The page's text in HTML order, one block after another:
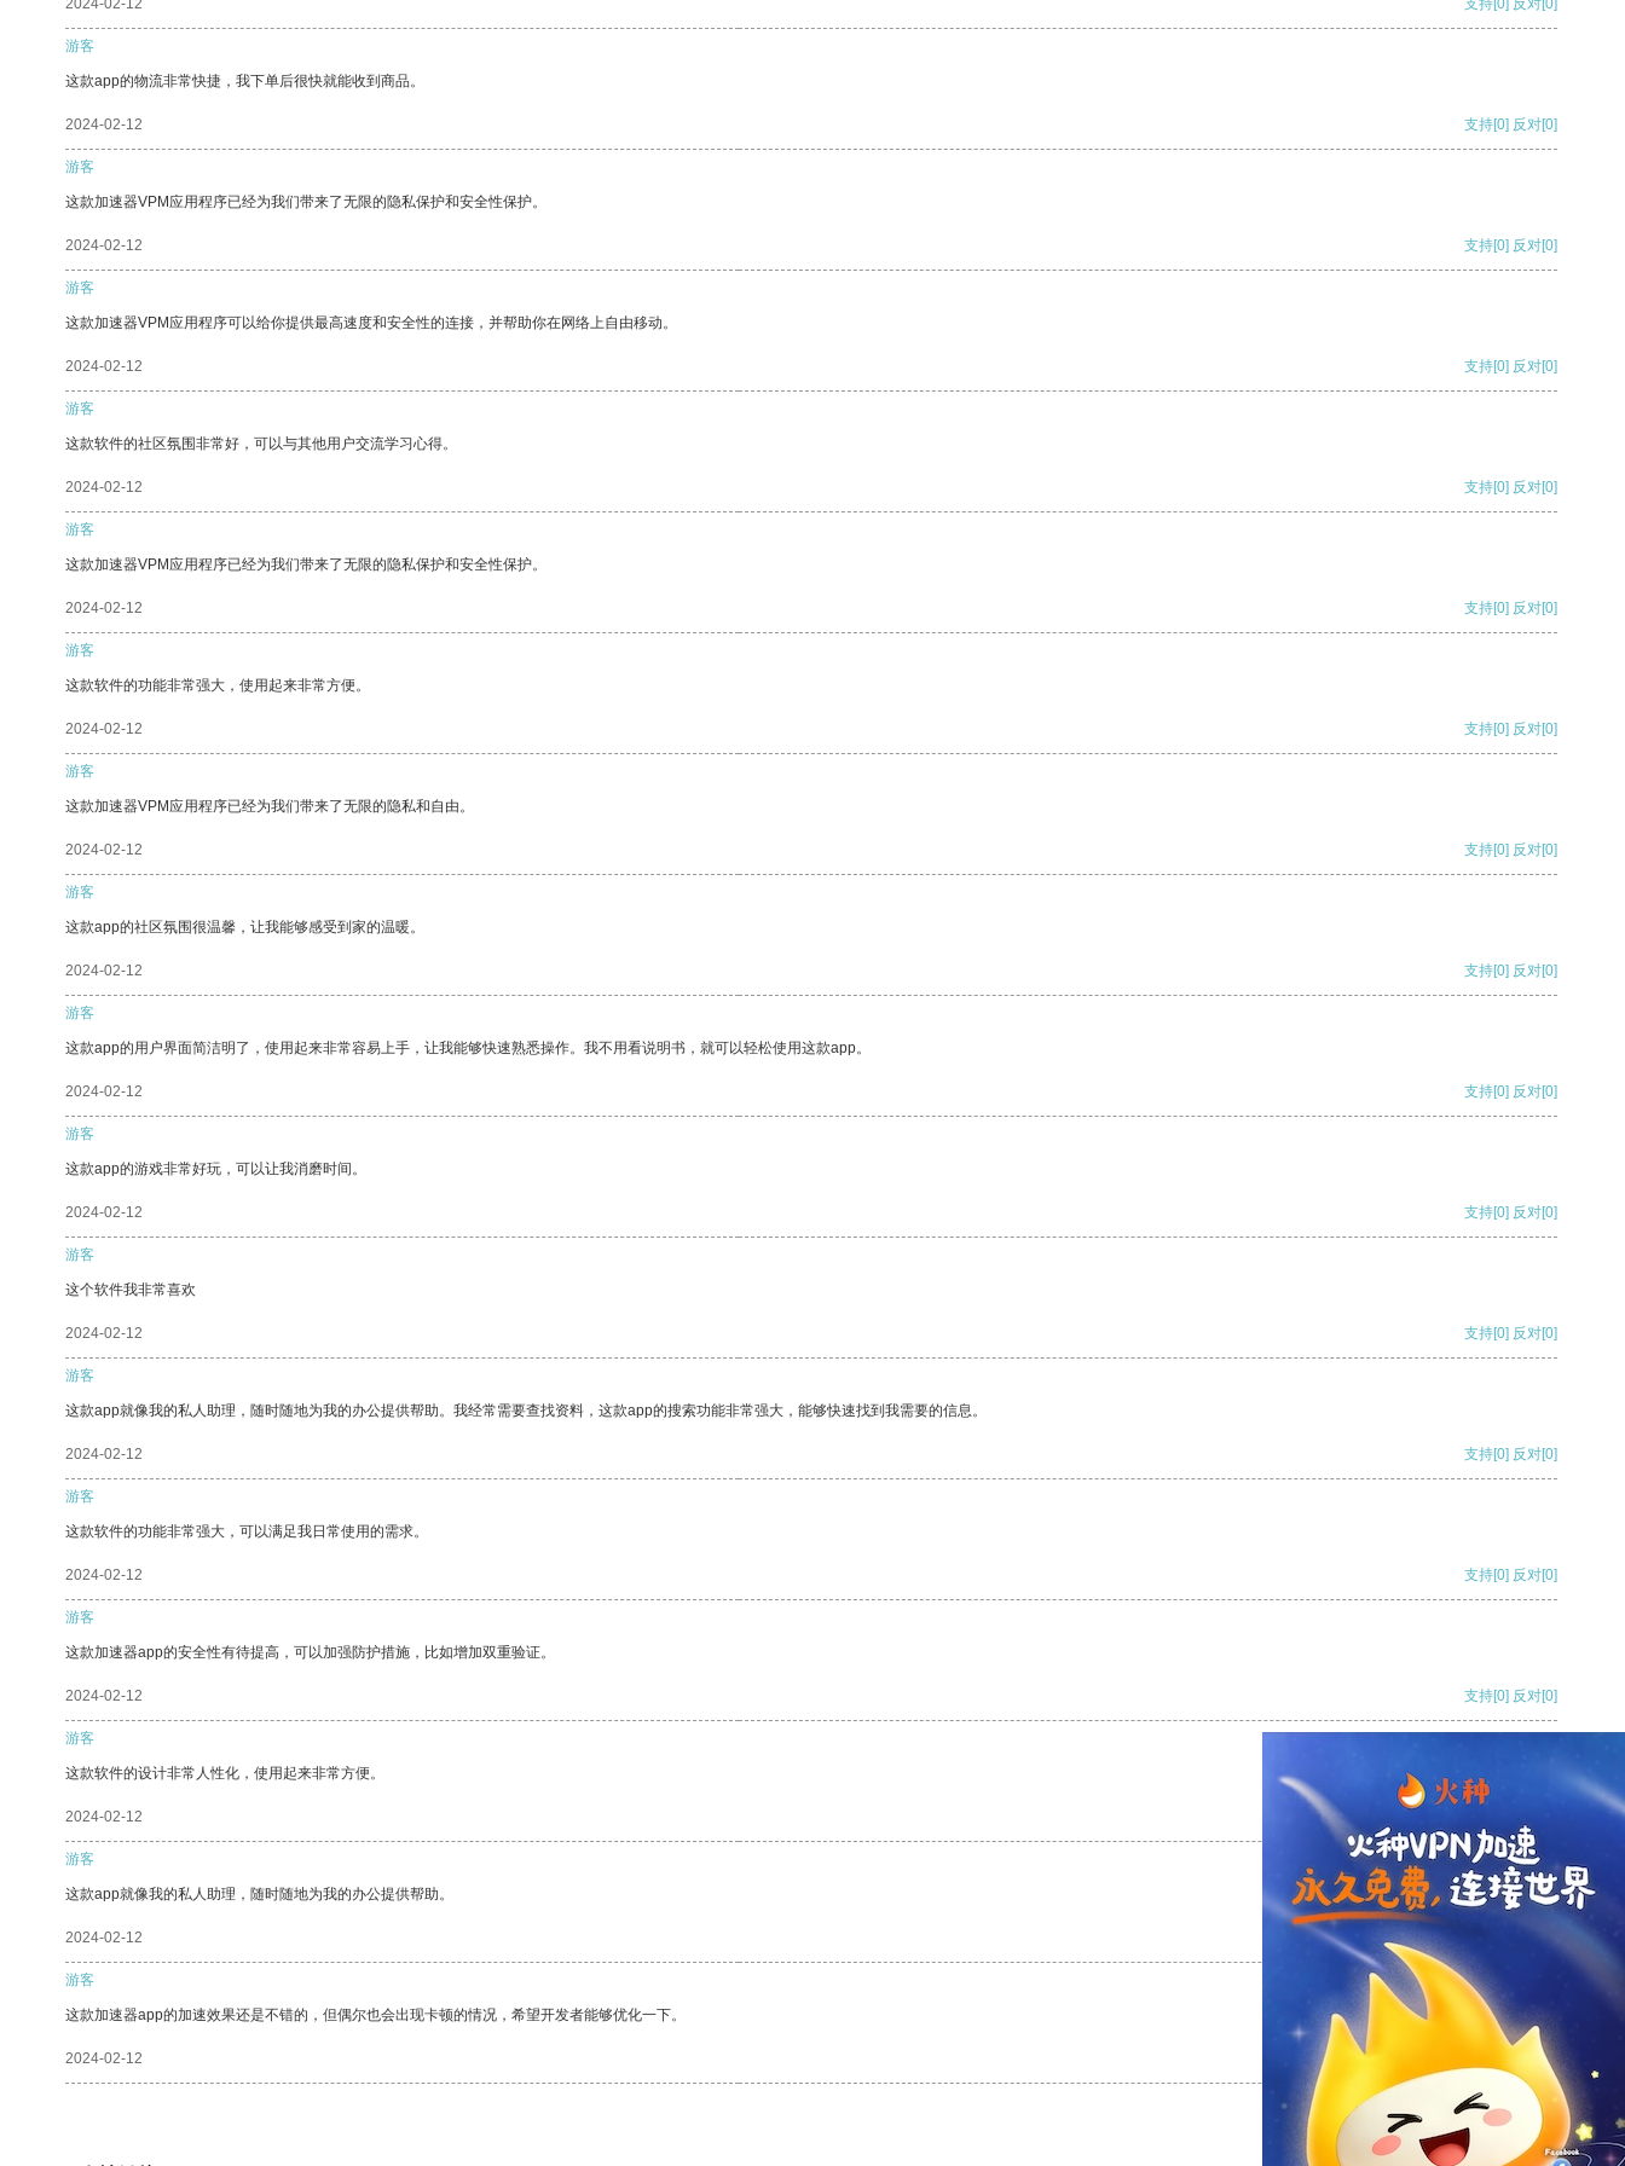
2024-02-12 支持 [0] 反对 [0]
游客
这款app的物流非常快捷，我下单后很快就能收到商品。
2024-02-12 支持[0] 反对[0]
游客
这款加速器VPM应用程序已经为我们带来了无限的隐私保护和安全性保护。
2024-02-12 支持[0] 反对[0]
游客
这款加速器VPM应用程序可以给你提供最高速度和安全性的连接，并帮助你在网络上自由移动。
2024-02-12 支持[0] 反对[0]
游客
这款软件的社区氛围非常好，可以与其他用户交流学习心得。
2024-02-12 支持[0] 反对[0]
游客
这款加速器VPM应用程序已经为我们带来了无限的隐私保护和安全性保护。
2024-02-12 支持[0] 反对[0]
游客
这款软件的功能非常强大，使用起来非常方便。
2024-02-12 支持[0] 反对[0]
游客
这款加速器VPM应用程序已经为我们带来了无限的隐私和自由。
2024-02-12 支持[0] 反对[0]
游客
这款app的社区氛围很温馨，让我能够感受到家的温暖。
2024-02-12 支持[0] 反对[0]
游客
这款app的用户界面简洁明了，使用起来非常容易上手，让我能够快速熟悉操作。我不用看说明书，就可以轻松使用这款app。
2024-02-12 支持[0] 反对[0]
游客
这款app的游戏非常好玩，可以让我消磨时间。
2024-02-12 支持[0] 反对[0]
游客
这个软件我非常喜欢
2024-02-12 支持[0] 反对[0]
游客
这款app就像我的私人助理，随时随地为我的办公提供帮助。我经常需要查找资料，这款app的搜索功能非常强大，能够快速找到我需要的信息。
2024-02-12 支持[0] 反对[0]
游客
这款软件的功能非常强大，可以满足我日常使用的需求。
2024-02-12 支持[0] 反对[0]
游客
这款加速器app的安全性有待提高，可以加强防护措施，比如增加双重验证。
2024-02-12 支持[0] 反对[0]
游客
这款软件的设计非常人性化，使用起来非常方便。
2024-02-12
游客
这款app就像我的私人助理，随时随地为我的办公提供帮助。
2024-02-12 反对
游客
这款加速器app的加速效果还是不错的，但偶尔也会出现卡顿的情况，希望开发者能够优化一下。
2024-02-12 反对[0]